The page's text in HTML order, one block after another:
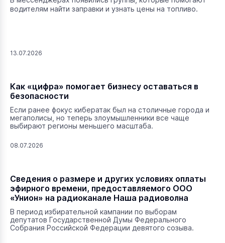
водителям найти заправки и узнать цены на топливо.
13.07.2026
Как «цифра» помогает бизнесу оставаться в
безопасности
Если ранее фокус кибератак был на столичные города и
мегаполисы, но теперь злоумышленники все чаще
выбирают регионы меньшего масштаба.
08.07.2026
Сведения о размере и других условиях оплаты
эфирного времени, предоставляемого ООО
«Унион» на радиоканале Наша радиоволна
В период избирательной кампании по выборам
депутатов Государственной Думы Федерального
Собрания Российской Федерации девятого созыва.